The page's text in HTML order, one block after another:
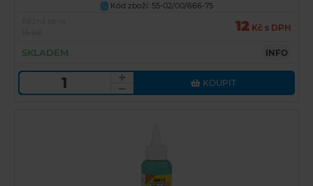
U Kód zboží: 55-02/00/666-75
12 Kč s DPH
SKLADEM INFO
KOUPIT